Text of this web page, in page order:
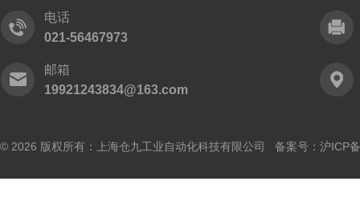
电话
021-56467973
邮箱
19921243834@163.com
© 2026 版权所有：上海仓九工业自动化科技有限公司 备案号： 沪ICP